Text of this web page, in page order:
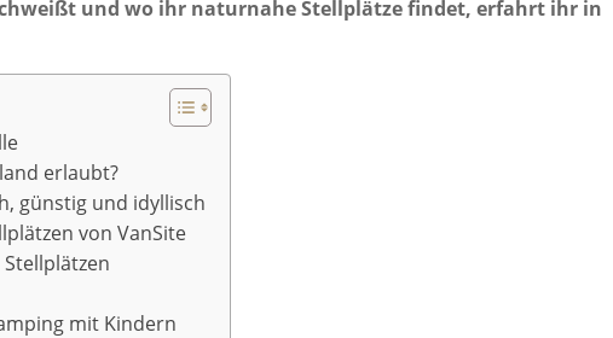
und wo ihr naturnahe Stellplätze findet, erfahrt ihr in
erlaubt?
günstig und idyllisch
von VanSite
mit Kindern